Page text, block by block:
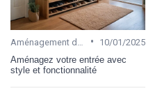
•
10/01/2025
Aménagez votre entrée avec
style et fonctionnalité